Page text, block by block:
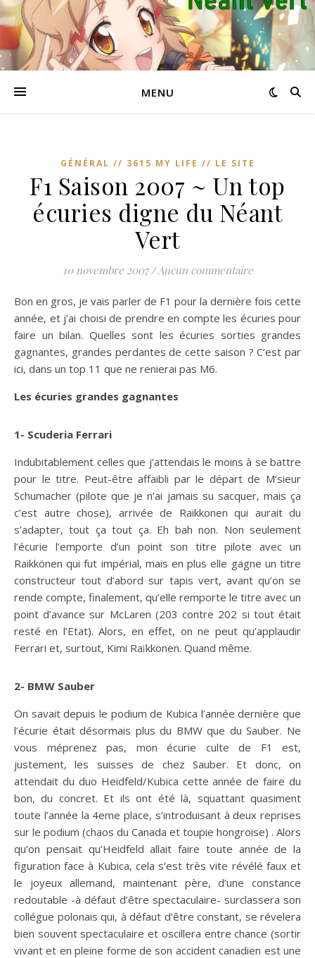
MENU
GÉNÉRAL // 3615 MY LIFE // LE SITE
F1 Saison 2007 ~ Un top
écuries digne du Néant
Vert
10 novembre 2007 /Aucun commentaire
Bon en gros, je vais parler de F1 pour la dernière fois cette
année, et j’ai choisi de prendre en compte les écuries pour
faire un bilan. Quelles sont les écuries sorties grandes
gagnantes, grandes perdantes de cette saison ? C’est par
ici, dans un top 11 que ne renierai pas M6.
Les écuries grandes gagnantes
1- Scuderia Ferrari
Indubitablement celles que j’attendais le moins à se battre
pour le titre. Peut-être affaibli par le départ de M’sieur
Schumacher (pilote que je n’ai jamais su sacquer, mais ça
c’est autre chose), arrivée de Raikkonen qui aurait du
s’adapter, tout ça tout ça. Eh bah non. Non seulement
l’écurie l’emporte d’un point son titre pilote avec un
Raikkönen qui fut impérial, mais en plus elle gagne un titre
constructeur tout d’abord sur tapis vert, avant qu’on se
rende compte, finalement, qu’elle remporte le titre avec un
point d’avance sur McLaren (203 contre 202 si tout était
resté en l’Etat). Alors, en effet, on ne peut qu’applaudir
Ferrari et, surtout, Kimi Raïkkonen. Quand même.
2- BMW Sauber
On savait depuis le podium de Kubica l’année dernière que
l’écurie était désormais plus du BMW que du Sauber. Ne
vous méprenez pas, mon écurie culte de F1 est,
justement, les suisses de chez Sauber. Et donc, on
attendait du duo Heidfeld/Kubica cette année de faire du
bon, du concret. Et ils ont été là, squattant quasiment
toute l’année la 4eme place, s’introduisant à deux reprises
sur le podium (chaos du Canada et toupie hongroise) . Alors
qu’on pensait qu’Heidfeld allait faire toute année de la
figuration face à Kubica, cela s’est très vite révélé faux et
le joyeux allemand, maintenant père, d’une constance
redoutable -à défaut d’être spectaculaire- surclassera son
collégue polonais qui, à défaut d’être constant, se révelera
bien souvent spectaculaire et oscillera entre chance (sortir
vivant et en pleine forme de son accident canadien est une